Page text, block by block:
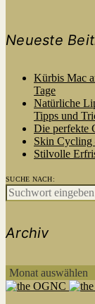
Neueste
Kürbis Mac
Tage
Natürliche
Tipps und
Die perfekte
Skin Cycling
Stilvolle
SUCHE NACH:
Archiv
ARCHIV